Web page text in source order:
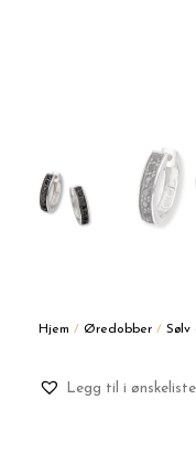
Hjem / Øredobber / Sølv
Legg til i